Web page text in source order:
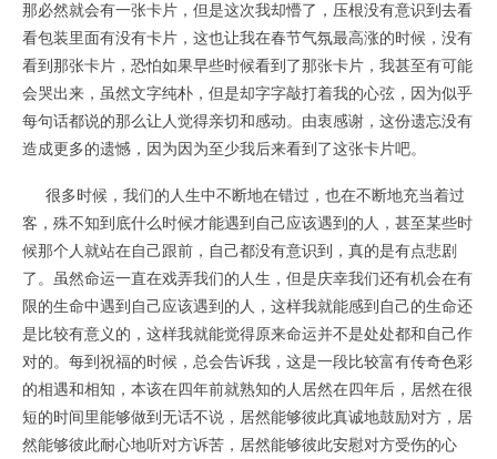
那必然就会有一张卡片，但是这次我却懵了，压根没有意识到去看
看包装里面有没有卡片，这也让我在春节气氛最高涨的时候，没有
看到那张卡片，恐怕如果早些时候看到了那张卡片，我甚至有可能
会哭出来，虽然文字纯朴，但是却字字敲打着我的心弦，因为似乎
每句话都说的那么让人觉得亲切和感动。由衷感谢，这份遗忘没有
造成更多的遗憾，因为因为至少我后来看到了这张卡片吧。
很多时候，我们的人生中不断地在错过，也在不断地充当着过
客，殊不知到底什么时候才能遇到自己应该遇到的人，甚至某些时
候那个人就站在自己跟前，自己都没有意识到，真的是有点悲剧
了。虽然命运一直在戏弄我们的人生，但是庆幸我们还有机会在有
限的生命中遇到自己应该遇到的人，这样我就能感到自己的生命还
是比较有意义的，这样我就能觉得原来命运并不是处处都和自己作
对的。每到祝福的时候，总会告诉我，这是一段比较富有传奇色彩
的相遇和相知，本该在四年前就熟知的人居然在四年后，居然在很
短的时间里能够做到无话不说，居然能够彼此真诚地鼓励对方，居
然能够彼此耐心地听对方诉苦，居然能够彼此安慰对方受伤的心